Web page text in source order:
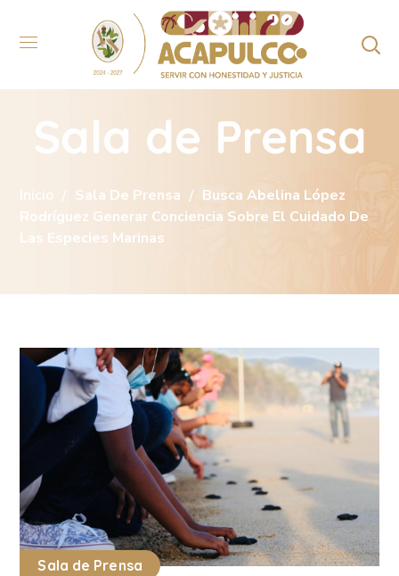
Sala de Prensa
Inicio Sala De Prensa
Busca Abelina López
Rodríguez Generar Conciencia Sobre El Cuidado De
Las Especies Marinas
Sala de Prensa